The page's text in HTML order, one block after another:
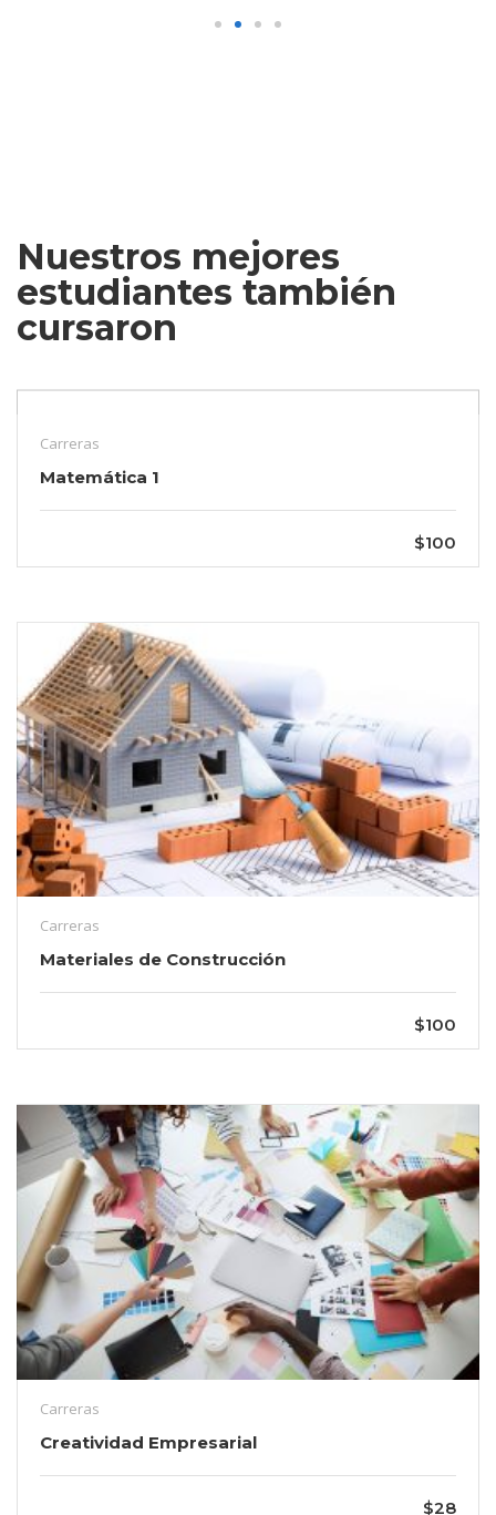
Nuestros mejores
estudiantes también
cursaron
Carreras
Matemática 1
$100
Carreras
Materiales de Construcción
$100
Carreras
Creatividad Empresarial
$28